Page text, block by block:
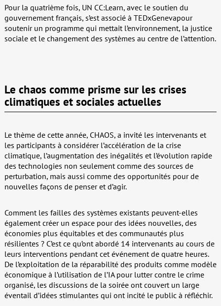
Pour la quatrième fois, UN CC:Learn, avec le soutien du
gouvernement français, s’est associé à TEDxGenevapour
soutenir un programme qui mettait l’environnement, la justice
sociale et le changement des systèmes au centre de l’attention.
Le chaos comme prisme sur les crises
climatiques et sociales actuelles
Le thème de cette année, CHAOS, a invité les intervenants et
les participants à considérer l’accélération de la crise
climatique, l’augmentation des inégalités et l’évolution rapide
des technologies non seulement comme des sources de
perturbation, mais aussi comme des opportunités pour de
nouvelles façons de penser et d’agir.
Comment les failles des systèmes existants peuvent-elles
également créer un espace pour des idées nouvelles, des
économies plus équitables et des communautés plus
résilientes ? C’est ce qu’ont abordé 14 intervenants au cours de
leurs interventions pendant cet événement de quatre heures.
De l’exploitation de la réparabilité des produits comme modèle
économique à l’utilisation de l’IA pour lutter contre le crime
organisé, les discussions de la soirée ont couvert un large
éventail d’idées stimulantes qui ont incité le public à réfléchir.